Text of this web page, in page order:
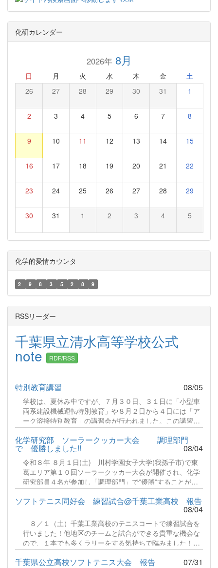
化研カレンダー
2026年8月
日 月 火 水 木 金 土
26 27 28 29 30 31 1
2 3 4 5 6 7 8
9 10 11 12 13 14 15
16 17 18 19 20 21 22
23 24 25 26 27 28 29
30 31 1 2 3 4 5
化学的愛情カウンタ
2 9 8 3 5 2 8 9
RSSリーダー
千葉県立清水高等学校公式
note RDF/RSS
特別教育講習 08/05
学校は、夏休み中ですが、７月３０日、３１日に「小型車
両系建設機械運転特別教育」や８月２日から４日には「ア
ーク溶接特別教育」の講習会が行われました。この講習
は、仕事として従事する場合、法令に基づき義務づけられ
ている特別教育です。猛暑のなか、多くの生徒さんが頑張
っていましたので、実技講習の様子のみお伝えします。続
きをみる
化学研究部 ソーラークッカー大会 調理部門
で 優勝しました!! 08/04
令和８年 ８月１日(土) 川村学園女子大学(我孫子市)で東
葛エリア第１０回ソーラークッカー大会が開催され、化学
研究部員４名が参加し「調理部門」で”優勝”することがで
きました！毎年８月に開催され今回で第１０回の節目を迎
えた記念大会となりました。参加者は野田市、松戸市、流
山市、柏市の市民団体、中学校、高等学校が出場します。
部門は「湯沸かし」「炊飯」「調理」の３部門に分かれ、
今年は湯沸かし部門に２２チーム、炊飯部門に５チーム、
調理部門に５チーム総勢３２チームが集う盛大な大会にな
りました。続きをみる
ソフトテニス同好会 練習試合@千葉工業高校 報告
08/04
８／１（土）千葉工業高校のテニスコートで練習試合を
行いました！他地区のチームと試合ができる貴重な機会な
ので、１本でも多くラリーをする気持ちで臨みました！続
きをみる
千葉県公立高校ソフトテニス大会 報告 07/31